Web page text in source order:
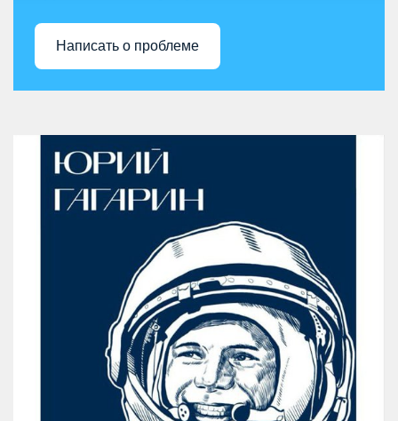
Написать о проблеме